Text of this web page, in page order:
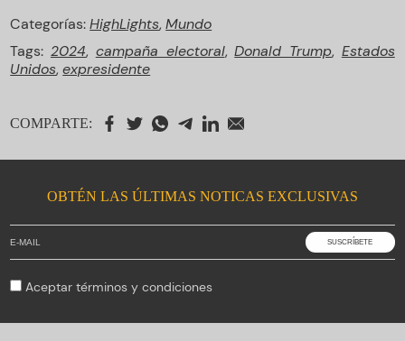
Categorías:HighLights,Mundo
Tags: 2024, campaña electoral,Donald Trump, Estados
Unidos,expresidente
COMPARTE:
OBTÉN LAS ÚLTIMAS NOTICAS EXCLUSIVAS
Aceptartérminos y condiciones